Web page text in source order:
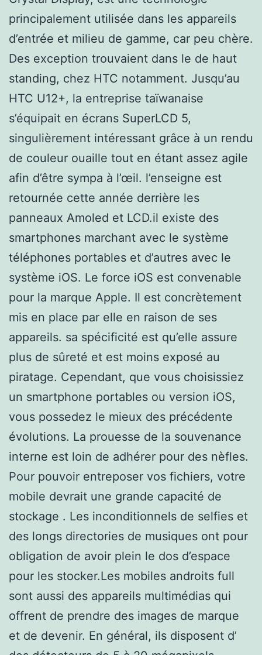
principalement utilisée dans les appareils
d’entrée et milieu de gamme, car peu chère.
Des exception trouvaient dans le de haut
standing, chez HTC notamment. Jusqu’au
HTC U12+, la entreprise taïwanaise
s’équipait en écrans SuperLCD 5,
singulièrement intéressant grâce à un rendu
de couleur ouaille tout en étant assez agile
afin d’être sympa à l’œil. l’enseigne est
retournée cette année derrière les
panneaux Amoled et LCD.il existe des
smartphones marchant avec le système
téléphones portables et d’autres avec le
système iOS. Le force iOS est convenable
pour la marque Apple. Il est concrètement
mis en place par elle en raison de ses
appareils. sa spécificité est qu’elle assure
plus de sûreté et est moins exposé au
piratage. Cependant, que vous choisissiez
un smartphone portables ou version iOS,
vous possedez le mieux des précédente
évolutions. La prouesse de la souvenance
interne est loin de adhérer pour des nèfles.
Pour pouvoir entreposer vos fichiers, votre
mobile devrait une grande capacité de
stockage . Les inconditionnels de selfies et
des longs directories de musiques ont pour
obligation de avoir plein le dos d’espace
pour les stocker.Les mobiles androits full
sont aussi des appareils multimédias qui
offrent de prendre des images de marque
et de devenir. En général, ils disposent d’